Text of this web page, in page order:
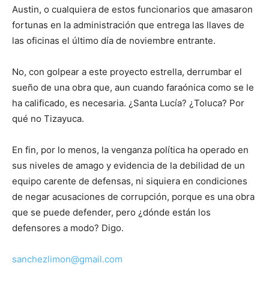
Austin, o cualquiera de estos funcionarios que amasaron
fortunas en la administración que entrega las llaves de
las oficinas el último día de noviembre entrante.
No, con golpear a este proyecto estrella, derrumbar el
sueño de una obra que, aun cuando faraónica como se le
ha calificado, es necesaria. ¿Santa Lucía? ¿Toluca? Por
qué no Tizayuca.
En fin, por lo menos, la venganza política ha operado en
sus niveles de amago y evidencia de la debilidad de un
equipo carente de defensas, ni siquiera en condiciones
de negar acusaciones de corrupción, porque es una obra
que se puede defender, pero ¿dónde están los
defensores a modo? Digo.
sanchezlimon@gmail.com